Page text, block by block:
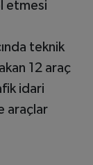
etmesi
teknik
12 araç
idari
araçlar